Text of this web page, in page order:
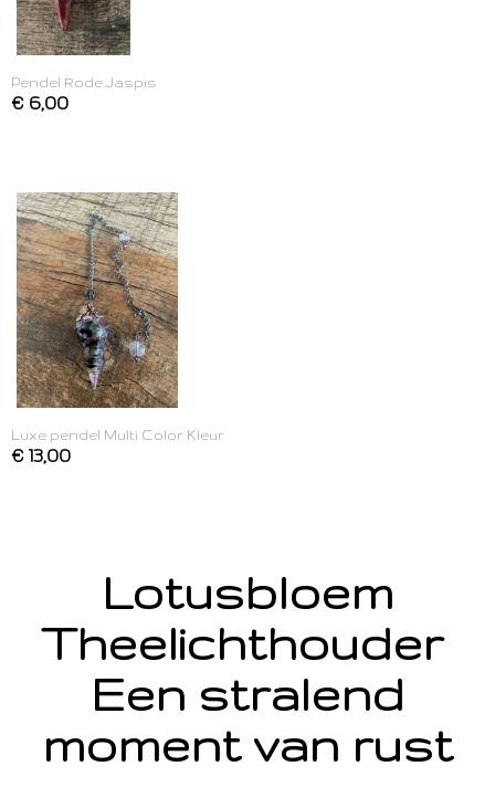
Pendel Rode Jaspis
€ 6,00
Luxe pendel Multi Color Kleur
€ 13,00
Lotusbloem
Theelichthouder
Een stralend
moment van rust